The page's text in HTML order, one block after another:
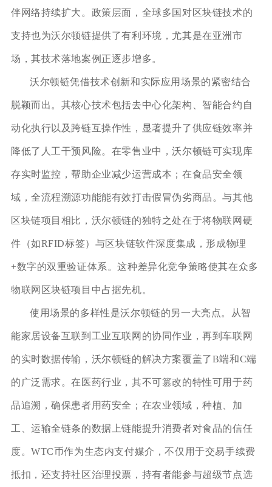
伴网络持续扩大。政策层面，全球多国对区块链技术的
支持也为沃尔顿链提供了有利环境，尤其是在亚洲市
场，其技术落地案例正逐步增多。
沃尔顿链凭借技术创新和实际应用场景的紧密结合
脱颖而出。其核心技术包括去中心化架构、智能合约自
动化执行以及跨链互操作性，显著提升了供应链效率并
降低了人工干预风险。在零售业中，沃尔顿链可实现库
存实时监控，帮助企业减少运营成本；在食品安全领
域，全流程溯源功能能有效打击假冒伪劣商品。与其他
区块链项目相比，沃尔顿链的独特之处在于将物联网硬
件（如RFID标签）与区块链软件深度集成，形成物理
+数字的双重验证体系。这种差异化竞争策略使其在众多
物联网区块链项目中占据先机。
使用场景的多样性是沃尔顿链的另一大亮点。从智
能家居设备互联到工业互联网的协同作业，再到车联网
的实时数据传输，沃尔顿链的解决方案覆盖了B端和C端
的广泛需求。在医药行业，其不可篡改的特性可用于药
品追溯，确保患者用药安全；在农业领域，种植、加
工、运输全链条的数据上链能提升消费者对食品的信任
度。WTC币作为生态内支付媒介，不仅用于交易手续费
抵扣，还支持社区治理投票，持有者能参与超级节点选